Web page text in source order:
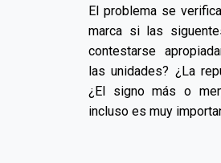
El problema se
marca si las
contestarse
las unidades? ¿La
¿El signo más o
incluso es muy